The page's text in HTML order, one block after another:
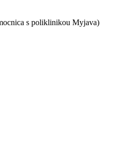
s poliklinikou Myjava)